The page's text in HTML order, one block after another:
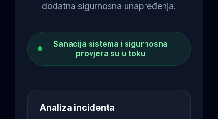
dodatna sigurnosna unapređenja.
Sanacija sistema i sigurnosna
provjera su u toku
Analiza incidenta